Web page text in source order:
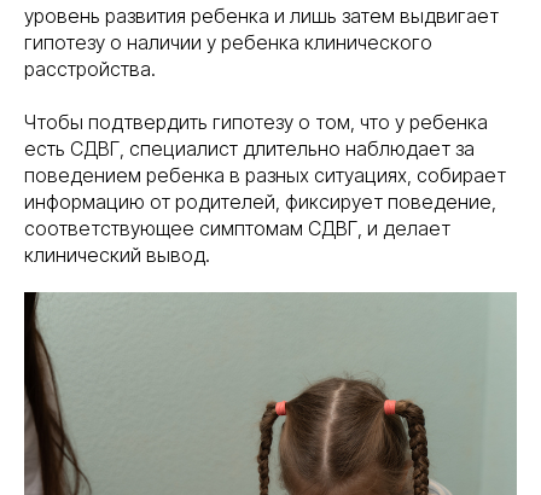
уровень развития ребенка и лишь затем выдвигает
гипотезу о наличии у ребенка клинического
расстройства.
Чтобы подтвердить гипотезу о том, что у ребенка
есть СДВГ, специалист длительно наблюдает за
поведением ребенка в разных ситуациях, собирает
информацию от родителей, фиксирует поведение,
соответствующее симптомам СДВГ, и делает
клинический вывод.